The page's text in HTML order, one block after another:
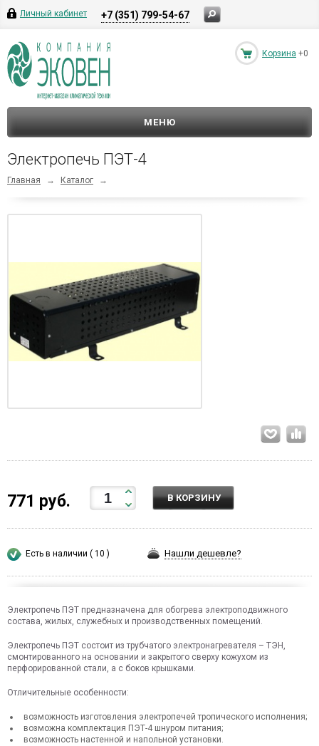
Личный кабинет +7 (351) 799-54-67
Корзина +0
МЕНЮ
Электропечь ПЭТ-4
Главная → Каталог →
771 руб. В КОРЗИНУ
Есть в наличии ( 10 ) Нашли дешевле?
Электропечь ПЭТ предназначена для обогрева электроподвижного
состава, жилых, служебных и производственных помещений.
Электропечь ПЭТ состоит из трубчатого электронагревателя – ТЭН,
смонтированного на основании и закрытого сверху кожухом из
перфорированной стали, а с боков крышками.
Отличительные особенности:
возможность изготовления электропечей тропического исполнения;
возможна комплектация ПЭТ-4 шнуром питания;
возможность настенной и напольной установки.